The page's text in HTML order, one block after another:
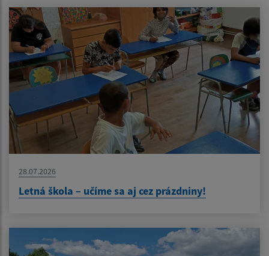
28.07.2026
Letná škola – učíme sa aj cez prázdniny!